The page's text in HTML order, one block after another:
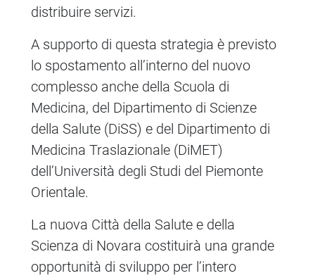
distribuire servizi.
A supporto di questa strategia è previsto
lo spostamento all’interno del nuovo
complesso anche della Scuola di
Medicina, del Dipartimento di Scienze
della Salute (DiSS) e del Dipartimento di
Medicina Traslazionale (DiMET)
dell’Università degli Studi del Piemonte
Orientale.
La nuova Città della Salute e della
Scienza di Novara costituirà una grande
opportunità di sviluppo per l’intero